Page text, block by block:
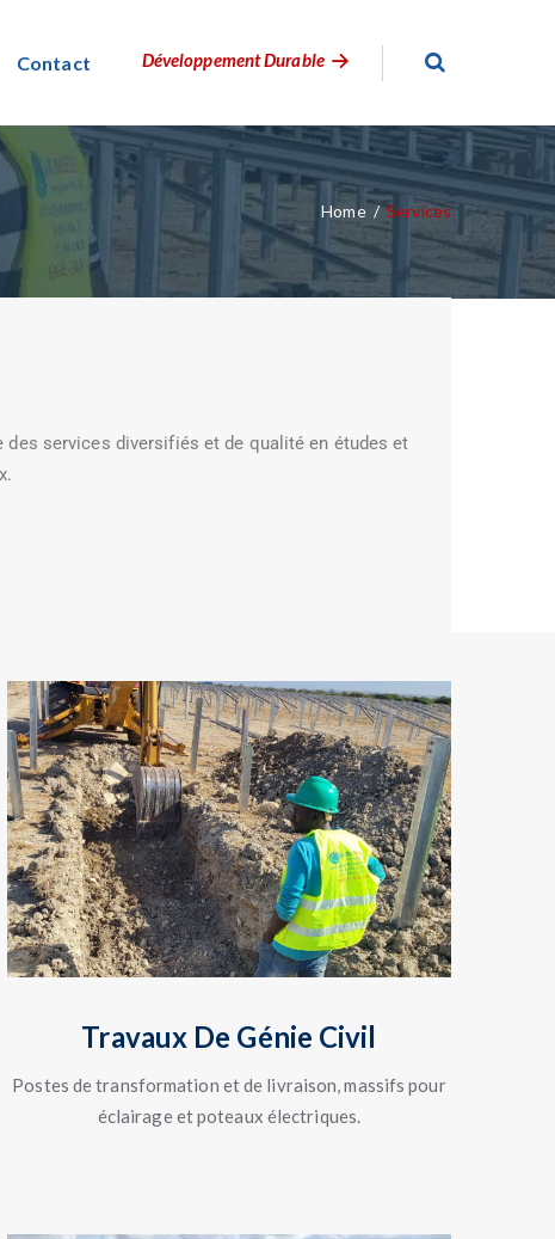
Développement Durable
Contact
Home/Services
des services diversifiés et de qualité en études et
Travaux De Génie Civil
Postes de transformation et de livraison, massifs pour
éclairage et poteaux électriques.